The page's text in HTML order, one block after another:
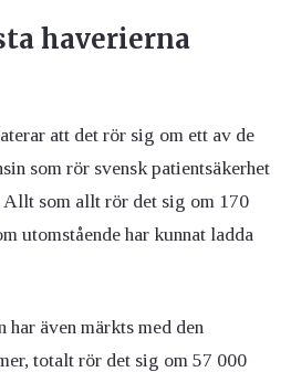
haverierna
att det rör sig om ett av de
som rör svensk patientsäkerhet
som allt rör det sig om 170
utomstående har kunnat ladda
har även märkts med den
totalt rör det sig om 57 000